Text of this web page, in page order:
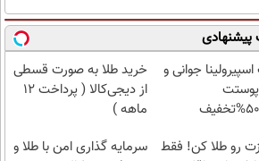
پیشنهادی
جوانی و
خرید طلا به صورت قسطی
از دیجی‌کالا ( پرداخت 12
ماهه )
رو طلا کن! فقط
سرمایه گذاری امن با طلا و